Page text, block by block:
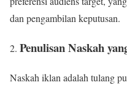
dan pengambilan keputusan.
Penulisan Naskah
Naskah iklan adalah tulang